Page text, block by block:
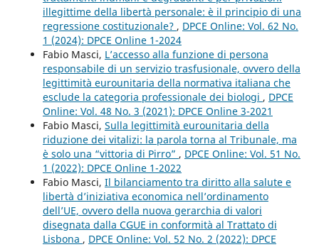
illegittime della libertà personale: è il principio di una
regressione costituzionale? , DPCE Online: Vol. 62 No.
1 (2024): DPCE Online 1-2024
Fabio Masci, L’accesso alla funzione di persona
responsabile di un servizio trasfusionale, ovvero della
legittimità eurounitaria della normativa italiana che
esclude la categoria professionale dei biologi , DPCE
Online: Vol. 48 No. 3 (2021): DPCE Online 3-2021
Fabio Masci, Sulla legittimità eurounitaria della
riduzione dei vitalizi: la parola torna al Tribunale, ma
è solo una “vittoria di Pirro” , DPCE Online: Vol. 51 No.
1 (2022): DPCE Online 1-2022
Fabio Masci, Il bilanciamento tra diritto alla salute e
libertà d’iniziativa economica nell’ordinamento
dell’UE, ovvero della nuova gerarchia di valori
disegnata dalla CGUE in conformità al Trattato di
Lisbona , DPCE Online: Vol. 52 No. 2 (2022): DPCE